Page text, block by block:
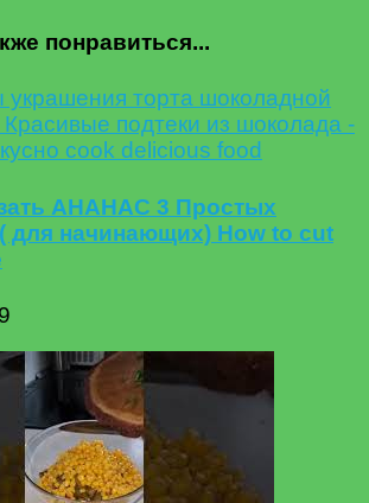
понравиться...
АНАНАС 3 Простых
для начинающих) How to cut